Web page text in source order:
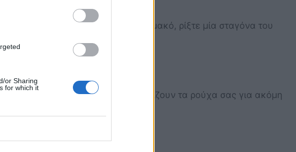
or Sharing
for which it
κομμένο ύφασμα, προτιμότερο μακό, ρίξτε μία σταγόνα του
ρούχα.
για ρούχα. Σίγουρα, θα μοσχομυρίζουν τα ρούχα σας για ακόμη